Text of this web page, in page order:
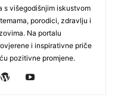
s višegodišnjim iskustvom
porodici, zdravlju i
Na portalu
i inspirativne priče
pozitivne promjene.